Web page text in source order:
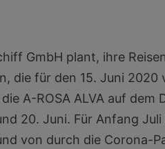
GmbH plant, ihre
die für den 15. Juni
A-ROSA ALVA auf
20. Juni. Für Anfang
von durch die Corona-